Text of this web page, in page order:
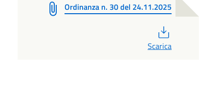
Ordinanza n. 30 del 24.11.2025
Scarica